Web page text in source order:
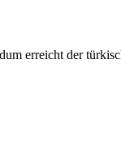
erreicht der